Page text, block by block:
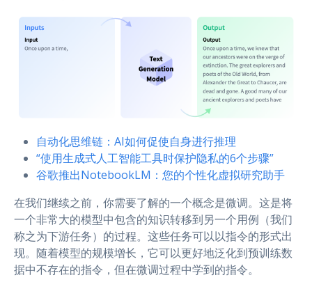
自动化思维链：AI如何促使自身进行推理
“使用生成式人工智能工具时保护隐私的6个步骤”
谷歌推出NotebookLM：您的个性化虚拟研究助手
在我们继续之前，你需要了解的一个概念是微调。这是将
一个非常大的模型中包含的知识转移到另一个用例（我们
称之为下游任务）的过程。这些任务可以以指令的形式出
现。随着模型的规模增长，它可以更好地泛化到预训练数
据中不存在的指令，但在微调过程中学到的指令。